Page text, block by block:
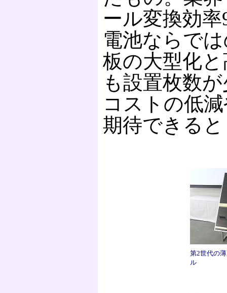
ール変換効
電池ならで
板の大型化
も設置枚数
コストの低
期待できる
第2世代の
ル